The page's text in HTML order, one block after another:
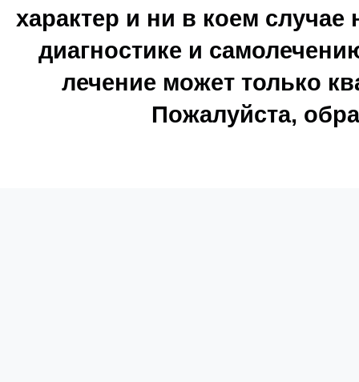
характер и ни в коем
диагностике и
лечение может только
Пожалуйста,